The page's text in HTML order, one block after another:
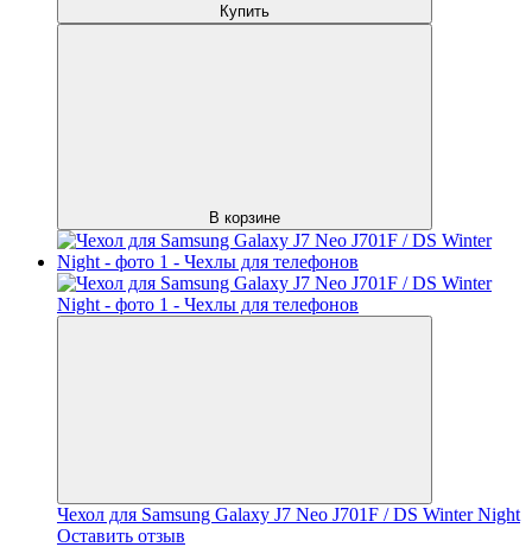
Купить
В корзине
Чехол для Samsung Galaxy J7 Neo J701F / DS Winter Night
Оставить отзыв